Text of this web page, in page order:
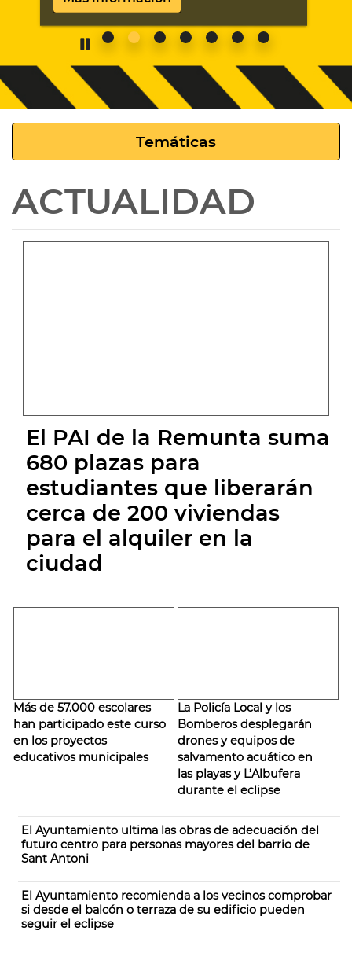
Temáticas
ACTUALIDAD
El PAI de la Remunta suma
680 plazas para
estudiantes que liberarán
cerca de 200 viviendas
para el alquiler en la
ciudad
Más de 57.000 escolares
han participado este curso
en los proyectos
educativos municipales
La Policía Local y los
Bomberos desplegarán
drones y equipos de
salvamento acuático en
las playas y L’Albufera
durante el eclipse
El Ayuntamiento ultima las obras de adecuación del
futuro centro para personas mayores del barrio de
Sant Antoni
El Ayuntamiento recomienda a los vecinos comprobar
si desde el balcón o terraza de su edificio pueden
seguir el eclipse